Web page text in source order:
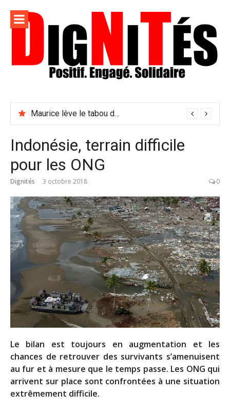
contenu
L'info
sociale,
solidaire
engagée
relayer ce qui fait avancer le monde
Maurice lève le tabou du viol conjugal
Indonésie, terrain difficile
pour les ONG
Dignités 3 octobre 2018 0
Le bilan est toujours en augmentation et les
chances de retrouver des survivants s’amenuisent
au fur et à mesure que le temps passe. Les ONG qui
arrivent sur place sont confrontées à une situation
extrêmement difficile.